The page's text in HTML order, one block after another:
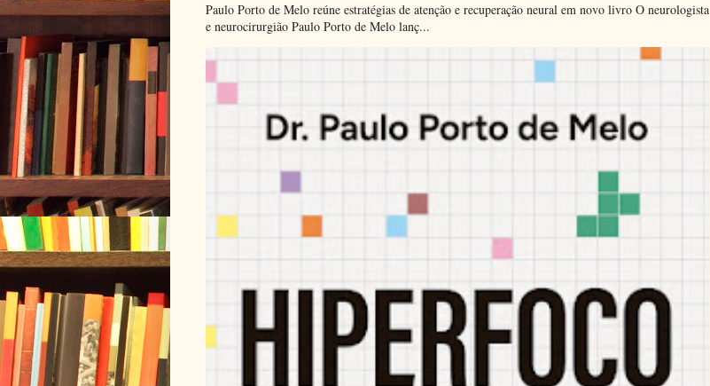
Paulo Porto de Melo reúne estratégias de atenção e recuperação neural em novo livro O neurologista
e neurocirurgião Paulo Porto de Melo lanç...